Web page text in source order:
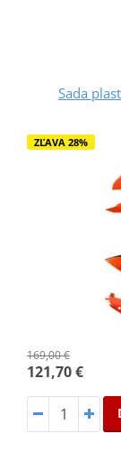
Sada
ZĽAVA 28%
169,00 €
121,70 €